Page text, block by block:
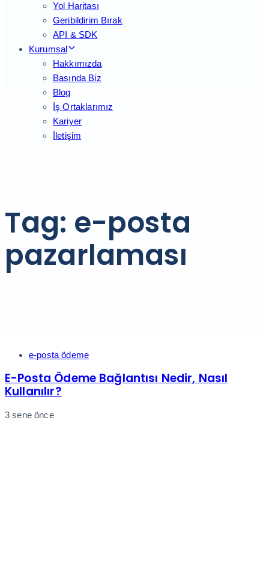
Yol Haritası
Geribildirim Bırak
API & SDK
Kurumsal
Hakkımızda
Basında Biz
Blog
İş Ortaklarımız
Kariyer
İletişim
Tag: e-posta
pazarlaması
Tags e-posta ödeme
E-Posta Ödeme Bağlantısı Nedir, Nasıl
Kullanılır?
3 sene önce